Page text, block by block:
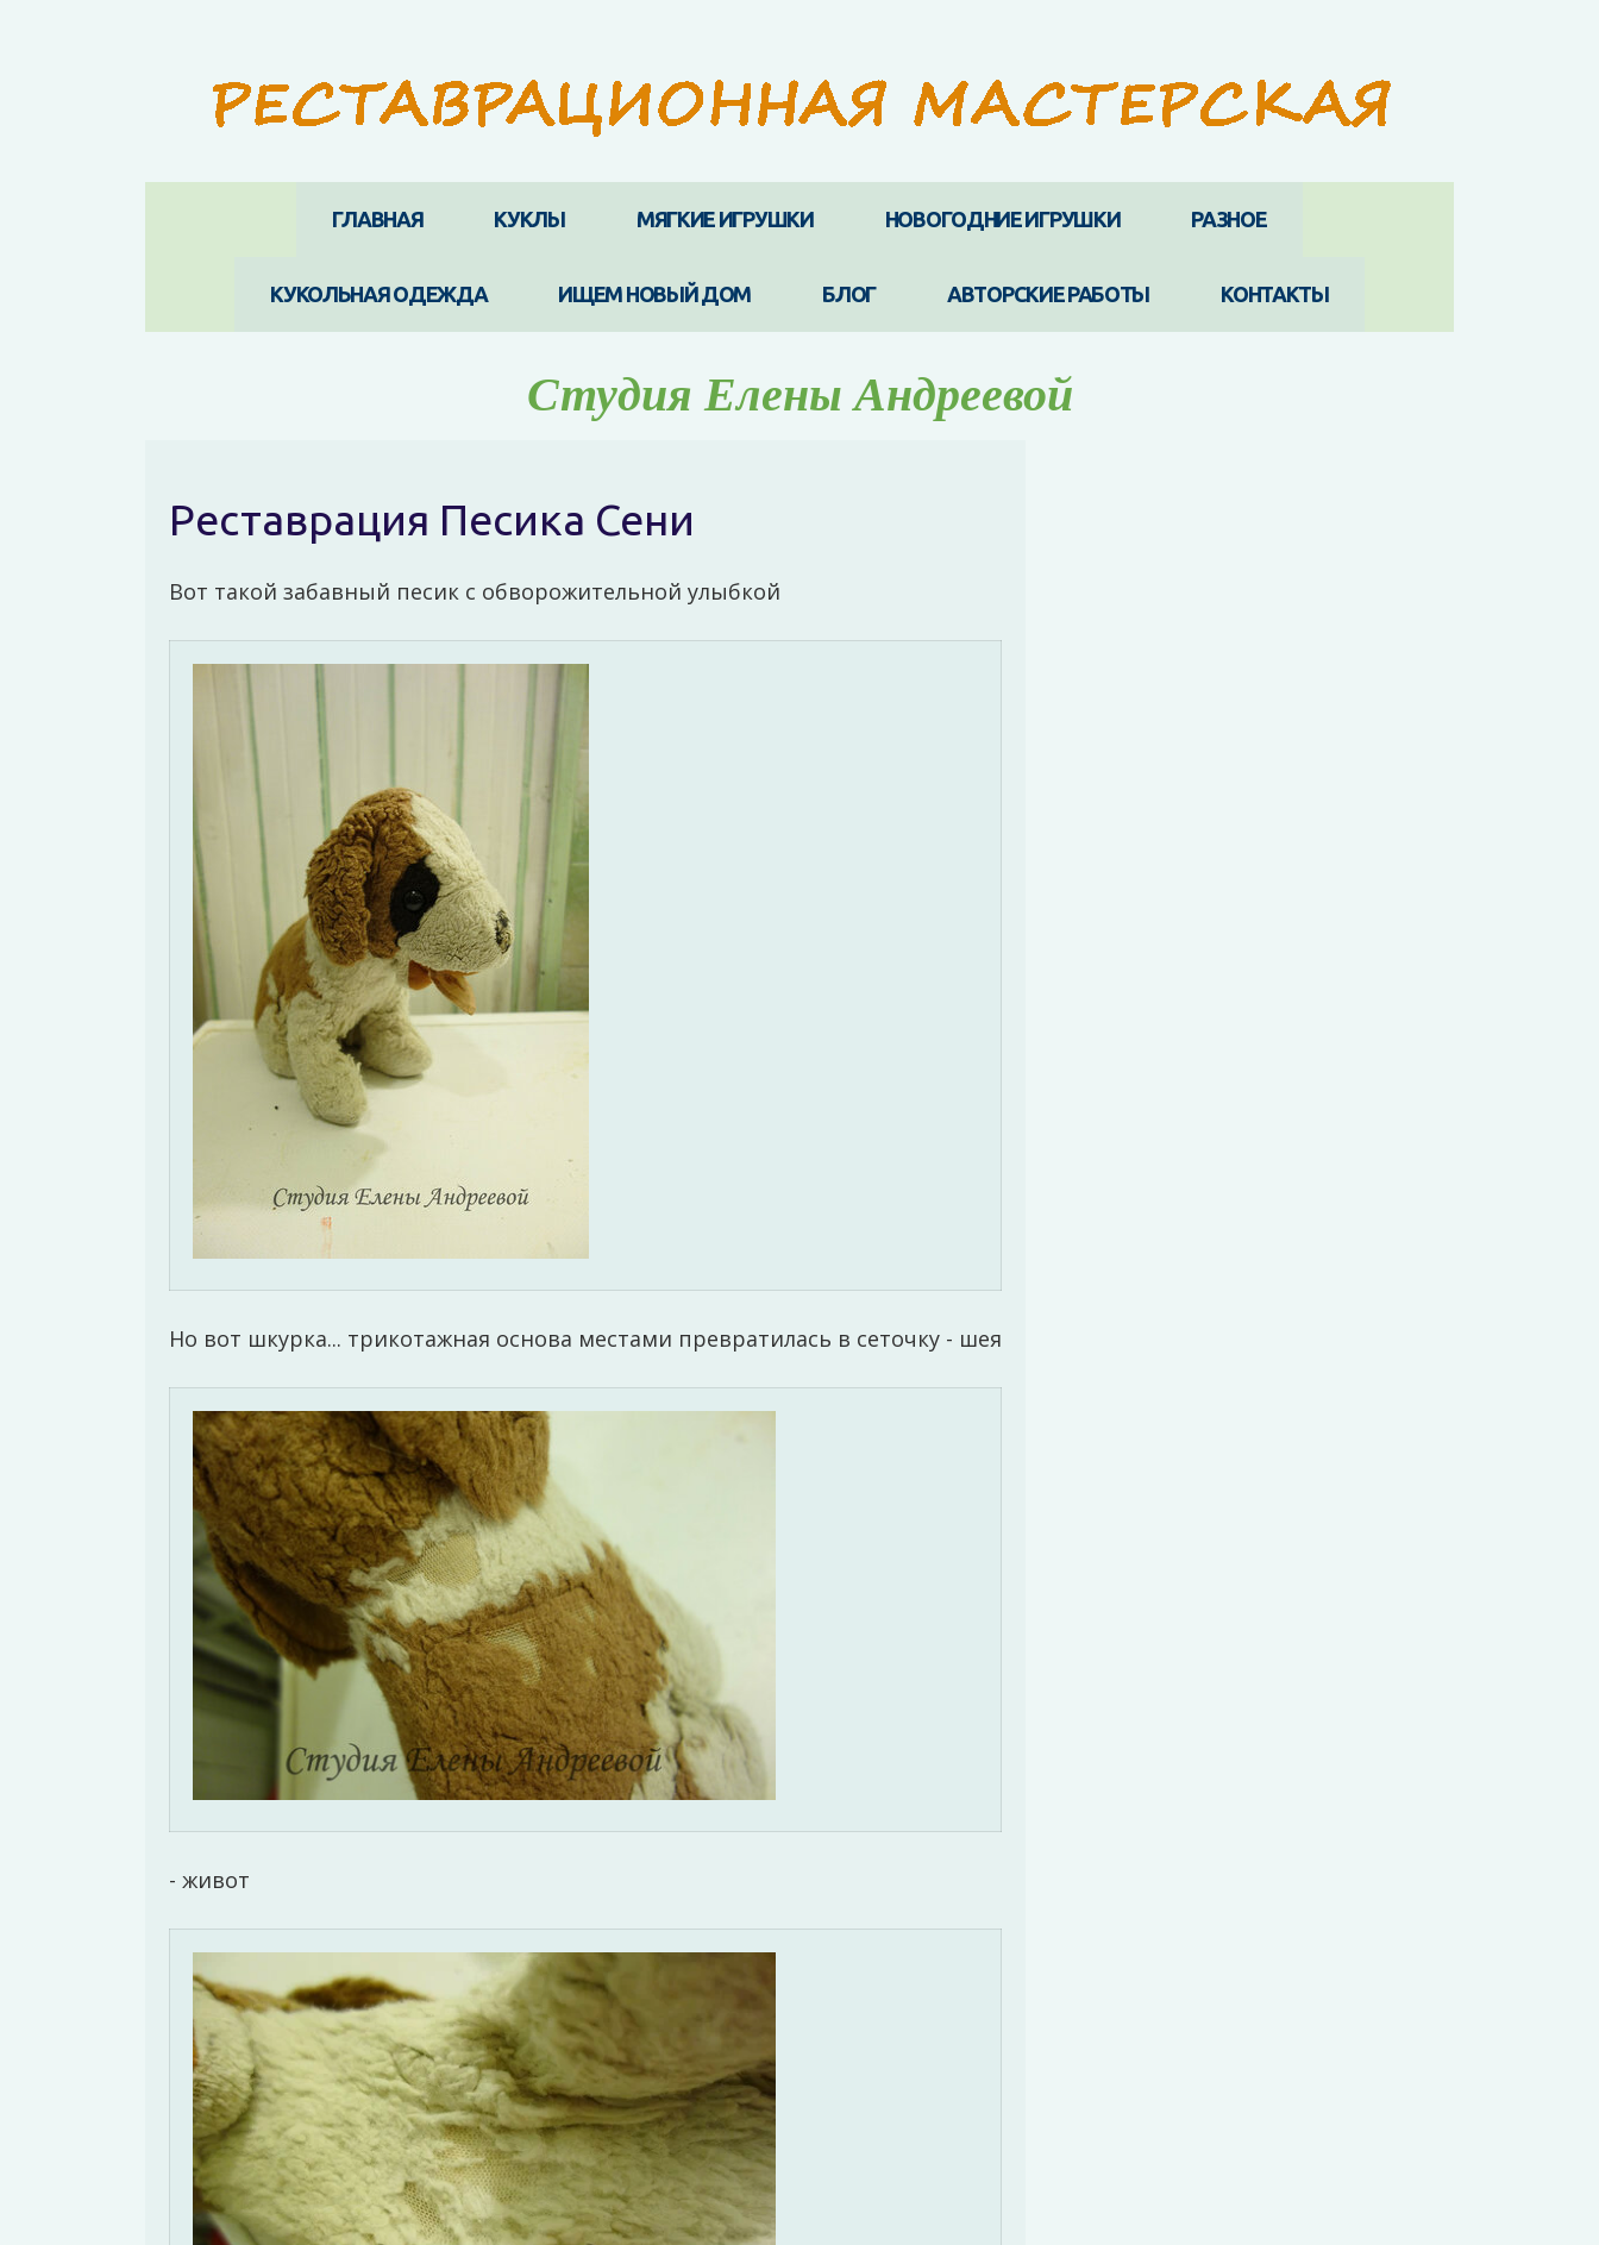
ГЛАВНАЯ КУКЛЫ МЯГКИЕ ИГРУШКИ НОВОГОДНИЕ ИГРУШКИ РАЗНОЕ
КУКОЛЬНАЯ ОДЕЖДА ИЩЕМ НОВЫЙ ДОМ БЛОГ АВТОРСКИЕ РАБОТЫ КОНТАКТЫ
Студия Елены Андреевой
Реставрация Песика Сени
Вот такой забавный песик с обворожительной улыбкой
Но вот шкурка... трикотажная основа местами превратилась в сеточку - шея
- живот